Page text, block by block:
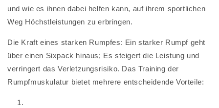
und wie es ihnen dabei helfen kann, auf ihrem sportlichen
Weg Höchstleistungen zu erbringen.
Die Kraft eines starken Rumpfes: Ein starker Rumpf geht
über einen Sixpack hinaus; Es steigert die Leistung und
verringert das Verletzungsrisiko. Das Training der
Rumpfmuskulatur bietet mehrere entscheidende Vorteile: